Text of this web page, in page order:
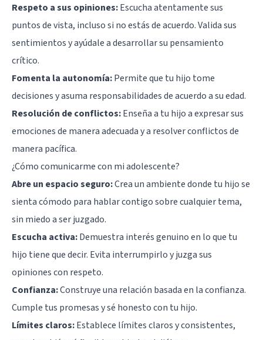
Respeto a sus opiniones:Escucha atentamente sus
puntos de vista, incluso si no estás de acuerdo. Valida sus
sentimientos y ayúdale a desarrollar su pensamiento
crítico.
Fomenta la autonomía:Permite que tu hijo tome
decisiones y asuma responsabilidades de acuerdo a su edad.
Resolución de conflictos:Enseña a tu hijo a expresar sus
emociones de manera adecuada y a resolver conflictos de
manera pacífica.
¿Cómo comunicarme con mi adolescente?
Abre un espacio seguro:Crea un ambiente donde tu hijo se
sienta cómodo para hablar contigo sobre cualquier tema,
sin miedo a ser juzgado.
Escucha activa:Demuestra interés genuino en lo que tu
hijo tiene que decir. Evita interrumpirlo y juzga sus
opiniones con respeto.
Confianza:Construye una relación basada en la confianza.
Cumple tus promesas y sé honesto con tu hijo.
Límites claros:Establece límites claros y consistentes,